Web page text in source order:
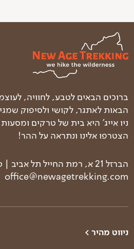
ברוכים הבאים לטבע, לחוויה,
הבאות לאתגר, לקושי ולסיפוק
ניו אייג' היא בית של טרקים
הצטרפו אלינו ונתראה על ההר!
office@newagetrekking.com
ניווט מהיר >